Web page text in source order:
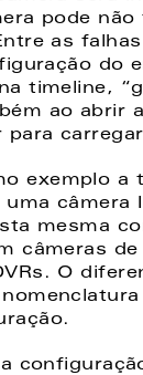
pode não
as
do
timeline,
ao abrir
para
exemplo a
câmera
mesma
câmeras
O